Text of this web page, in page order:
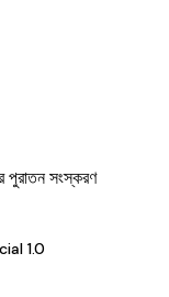
সংস্করণ
1.0